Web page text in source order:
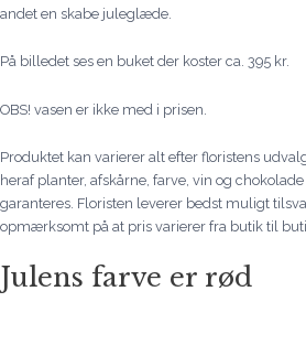
andet en skabe juleglæde.
På billedet ses en buket der koster ca. 395 kr.
OBS! vasen er ikke med i prisen.
Produktet kan varierer alt efter floristens
heraf planter, afskårne, farve, vin og
garanteres. Floristen leverer bedst muligt
opmærksomt på at pris varierer fra butik til
Julens farve er rød